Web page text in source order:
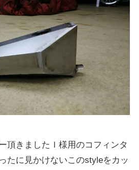
頂きましたＩ様用のコフィンタ
たに見かけないこのstyleをカッ